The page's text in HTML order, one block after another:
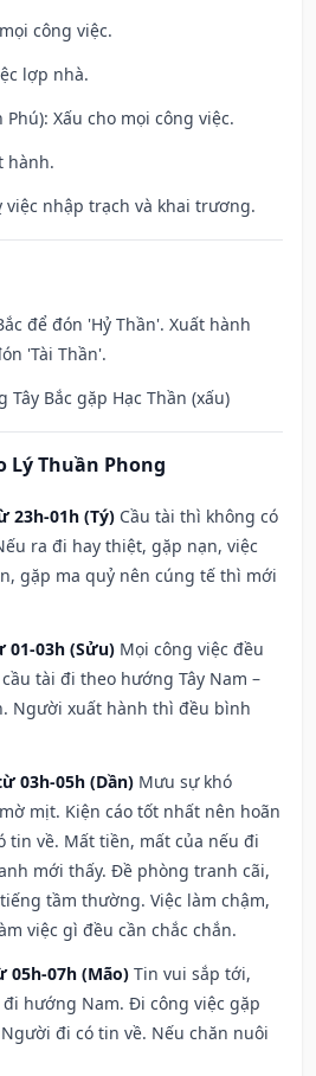
công việc.
lợp nhà.
Xấu cho mọi công việc.
hành.
việc nhập trạch và khai trương.
để đón 'Hỷ Thần'. Xuất hành
'Tài Thần'.
Bắc gặp Hạc Thần (xấu)
Lý Thuần Phong
23h-01h (Tý) Cầu tài thì không có
ra đi hay thiệt, gặp nạn, việc
gặp ma quỷ nên cúng tế thì mới
01-03h (Sửu) Mọi công việc đều
tài đi theo hướng Tây Nam –
Người xuất hành thì đều bình
03h-05h (Dần) Mưu sự khó
mịt. Kiện cáo tốt nhất nên hoãn
tin về. Mất tiền, mất của nếu đi
mới thấy. Đề phòng tranh cãi,
tầm thường. Việc làm chậm,
việc gì đều cần chắc chắn.
05h-07h (Mão) Tin vui sắp tới,
hướng Nam. Đi công việc gặp
đi có tin về. Nếu chăn nuôi